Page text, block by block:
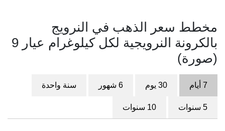
مخطط سعر الذهب في النرويج
بالكرونة النرويجية لكل كيلوغرام عيار 9
(صورة)
7 أيام 30 يوم 6 شهور سنة واحدة
5 سنوات 10 سنوات